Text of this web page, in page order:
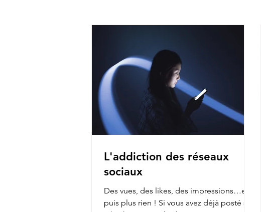
L'addiction des réseaux
sociaux
Des vues, des likes, des impressions…et
puis plus rien ! Si vous avez déjà posté sur